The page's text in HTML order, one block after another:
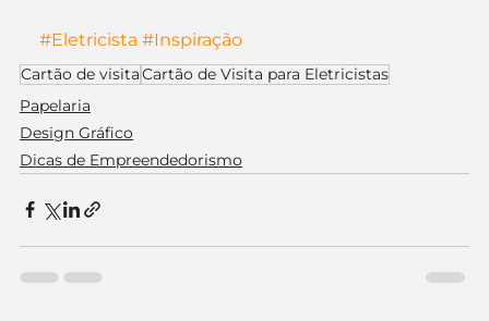
#Eletricista #Inspiração
Cartão de visitaCartão de Visita para Eletricistas
Papelaria
Design Gráfico
Dicas de Empreendedorismo